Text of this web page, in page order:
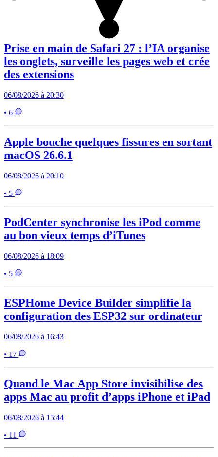
Prise en main de Safari 27 : l’IA organise
les onglets, surveille les pages web et crée
des extensions
06/08/2026 à 20:30
• 6
Apple bouche quelques fissures en sortant
macOS 26.6.1
06/08/2026 à 20:10
• 5
PodCenter synchronise les iPod comme
au bon vieux temps d’iTunes
06/08/2026 à 18:09
• 5
ESPHome Device Builder simplifie la
configuration des ESP32 sur ordinateur
06/08/2026 à 16:43
• 17
Quand le Mac App Store invisibilise des
apps Mac au profit d’apps iPhone et iPad
06/08/2026 à 15:44
• 11